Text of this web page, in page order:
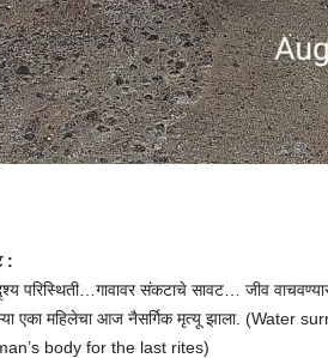
:
परिस्थिती…गावावर संकटाचे सावट… जीव
एका महिलेचा आज नैसर्गिक मृत्यू झाला.
body for the last rites)